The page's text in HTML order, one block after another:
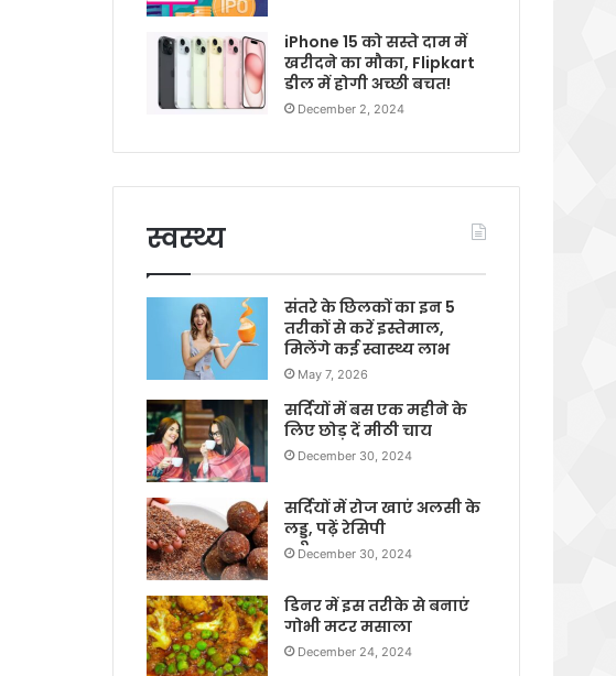
iPhone 15 को सस्ते दाम में
खरीदने का मौका, Flipkart
डील में होगी अच्छी बचत!
December 2, 2024
स्वस्थ्य
संतरे के छिलकों का इन 5
तरीकों से करें इस्तेमाल,
मिलेंगे कई स्वास्थ्य लाभ
May 7, 2026
सर्दियों में बस एक महीने के
लिए छोड़ दें मीठी चाय
December 30, 2024
सर्दियों में रोज खाएं अलसी के
लड्डू, पढ़ें रेसिपी
December 30, 2024
डिनर में इस तरीके से बनाएं
गोभी मटर मसाला
December 24, 2024